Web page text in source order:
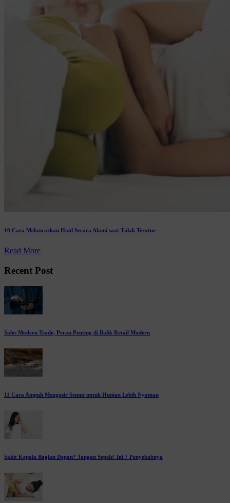
10 Cara Melancarkan Haid Secara Alami saat Tidak Teratur
Read More
Recent Post
Sales Modern Trade, Peran Penting di Balik Retail Modern
11 Cara Ampuh Mengusir Semut untuk Hunian Lebih Nyaman
Sakit Kepala Bagian Depan? Jangan Sepele! Ini 7 Penyebabnya